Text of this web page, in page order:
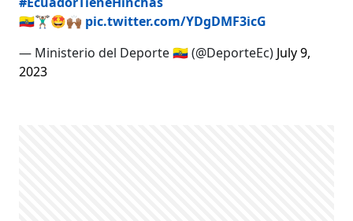
🇪🇨🏋🏽‍♂️🤩🙌🏾 pic.twitter.com/YDgDMF3icG
— Ministerio del Deporte 🇪🇨 (@DeporteEc) July 9,
2023